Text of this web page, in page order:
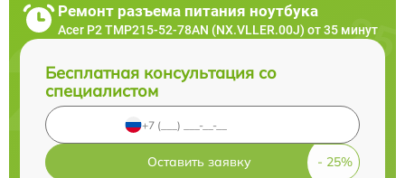
Ремонт разъема питания ноутбука
Acer P2 TMP215-52-78AN (NX.VLLER.00J) от 35 минут
Бесплатная консультация со
специалистом
Оставить заявку